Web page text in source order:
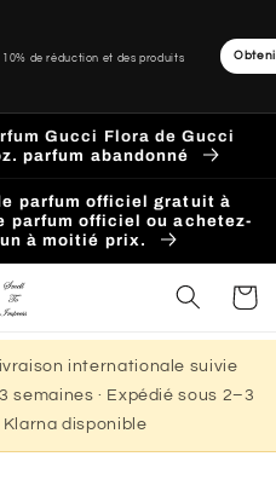
Gucci Flora de Gucci
parfum abandonné
parfum officiel gratuit à
parfum officiel ou achetez-
à moitié prix.
Panier
internationale suivie
semaines · Expédié sous 2–3
Klarna disponible
de réduction et des produits